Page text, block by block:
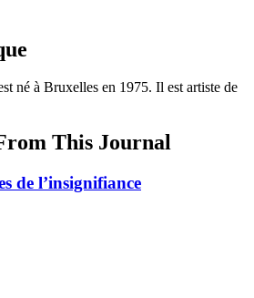
né à Bruxelles en 1975. Il est artiste de
This Journal
de l’insignifiance